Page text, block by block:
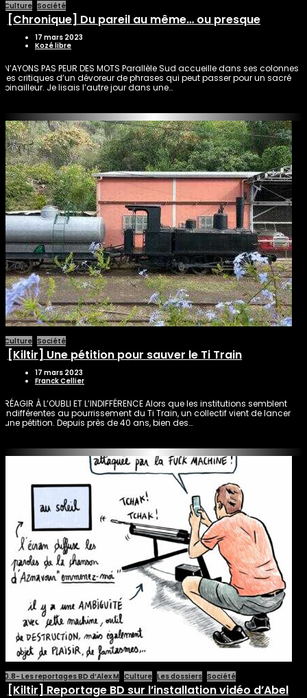
Culture Société
[Chronique] Du pareil au même… ou presque
17 mars 2023
Kozé libre
N’AYONS PAS PEUR DES MOTS Parallèle Sud accueille dans ses colonnes
les critiques d’un dévoreur de phrases qui peut passer pour un sacré
pinailleur. Je lisais l’autre jour dans une…
Culture Société
[Kiltir] Une pétition pour sauver le Ti Train
17 mars 2023
Franck Cellier
RÉAGIR À L’OUBLI ET L’INDIFFÉRENCE Alors que les institutions semblent
indifférentes au pourrissement du Ti Train, un collectif vient de lancer
une pétition. Depuis près de 40 ans, bien des…
0.8- Les reportages BD d’Alex M Culture Les dossiers Société
[Kiltir] Reportage BD sur l’installation vidéo d’Abel